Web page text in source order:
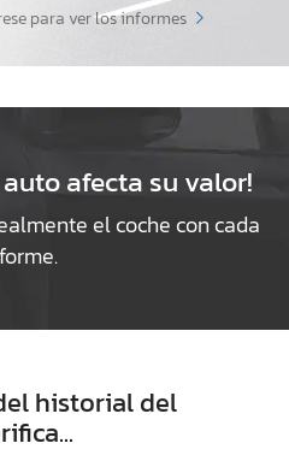
para ver los informes
afecta su valor!
el coche con cada
historial del